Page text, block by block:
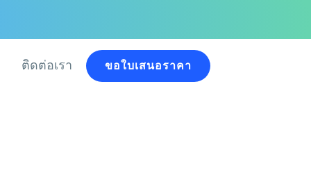
ติดต่อเรา ขอใบเสนอราคา